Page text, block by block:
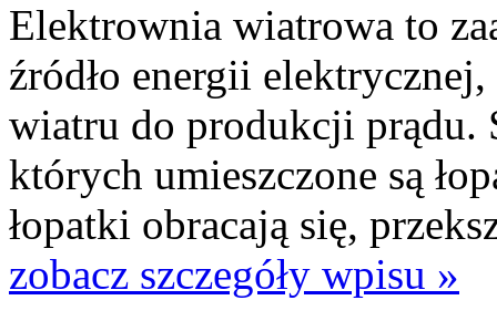
Elektrownia wiatrowa to
źródło energii
wiatru do produkcji prądu.
których umieszczone są
łopatki obracają się,
zobacz szczegóły wpisu »